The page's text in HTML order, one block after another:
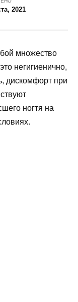
2021
множество
негигиенично,
дискомфорт при
ногтя на